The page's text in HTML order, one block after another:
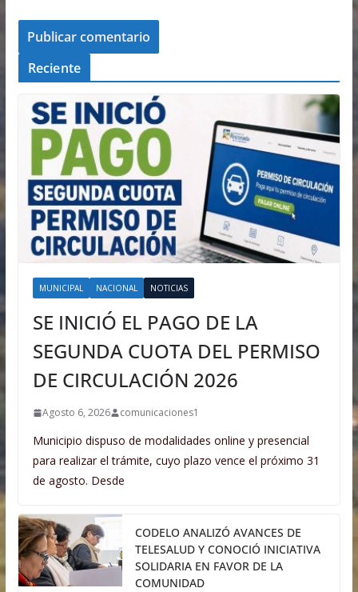
Reciente
MUNICIPAL NACIONAL NOTICIAS
SE INICIÓ EL PAGO DE LA
SEGUNDA CUOTA DEL PERMISO
DE CIRCULACIÓN 2026
Agosto 6, 2026 comunicaciones1
Municipio dispuso de modalidades online y presencial
para realizar el trámite, cuyo plazo vence el próximo 31
de agosto. Desde
CODELO ANALIZÓ AVANCES DE
TELESALUD Y CONOCIÓ INICIATIVA
SOLIDARIA EN FAVOR DE LA
COMUNIDAD